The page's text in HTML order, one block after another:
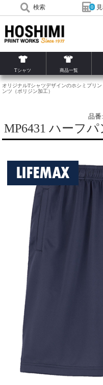
検索 0
Tシャツ 商品一覧
オリジナルTシャツデザインのホシミプリン
ンツ（ポリジン加工）
品番
MP6431 ハーフ